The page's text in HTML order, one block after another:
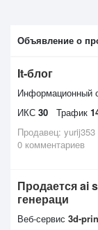
Объявление о
It-блог
Информационный
ИКС 30 Трафик
Продавец: yurij353
0 комментариев
Продается ai
генераци
Веб-сервис 3d-